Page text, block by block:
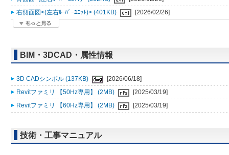
右側面図<(左右ﾙｰﾊﾞｰﾕﾆｯﾄ)> (401KB)
[2026/02/26]
BIM・3DCAD・属性情報
3D CADシンボル (137KB)
[2026/06/18]
Revitファミリ 【50Hz専用】 (2MB)
[2025/03/19]
Revitファミリ 【60Hz専用】 (2MB)
[2025/03/19]
技術・工事マニュアル